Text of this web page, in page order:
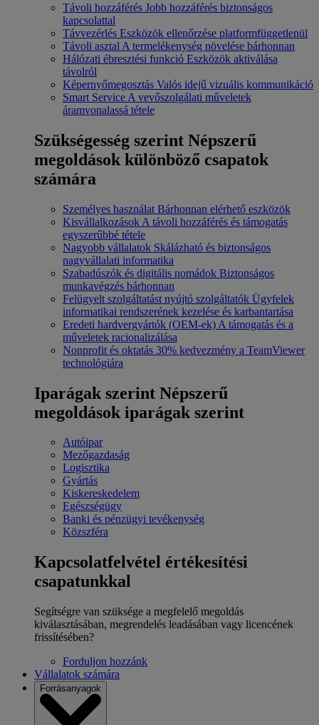
Távoli hozzáférés Jobb hozzáférés biztonságos
kapcsolattal
Távvezérlés Eszközök ellenőrzése platformfüggetlenül
Távoli asztal A termelékenység növelése bárhonnan
Hálózati ébresztési funkció Eszközök aktiválása
távolról
Képernyőmegosztás Valós idejű vizuális kommunikáció
Smart Service A vevőszolgálati műveletek
áramvonalassá tétele
Szükségesség szerint Népszerű
megoldások különböző csapatok
számára
Személyes használat Bárhonnan elérhető eszközök
Kisvállalkozások A távoli hozzáférés és támogatás
egyszerűbbé tétele
Nagyobb vállalatok Skálázható és biztonságos
nagyvállalati informatika
Szabadúszók és digitális nomádok Biztonságos
munkavégzés bárhonnan
Felügyelt szolgáltatást nyújtó szolgáltatók Ügyfelek
informatikai rendszerének kezelése és karbantartása
Eredeti hardvergyártók (OEM-ek) A támogatás és a
műveletek racionalizálása
Nonprofit és oktatás 30% kedvezmény a TeamViewer
technológiára
Iparágak szerint Népszerű
megoldások iparágak szerint
Autóipar
Mezőgazdaság
Logisztika
Gyártás
Kiskereskedelem
Egészségügy
Banki és pénzügyi tevékenység
Közszféra
Kapcsolatfelvétel értékesítési
csapatunkkal
Segítségre van szüksége a megfelelő megoldás
kiválasztásában, megrendelés leadásában vagy licencének
frissítésében?
Forduljon hozzánk
Vállalatok számára
Forrásanyagok